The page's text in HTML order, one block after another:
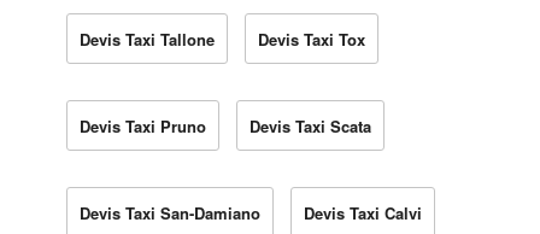
Devis Taxi Tallone Devis Taxi Tox
Devis Taxi Pruno Devis Taxi Scata
Devis Taxi San-Damiano Devis Taxi Calvi